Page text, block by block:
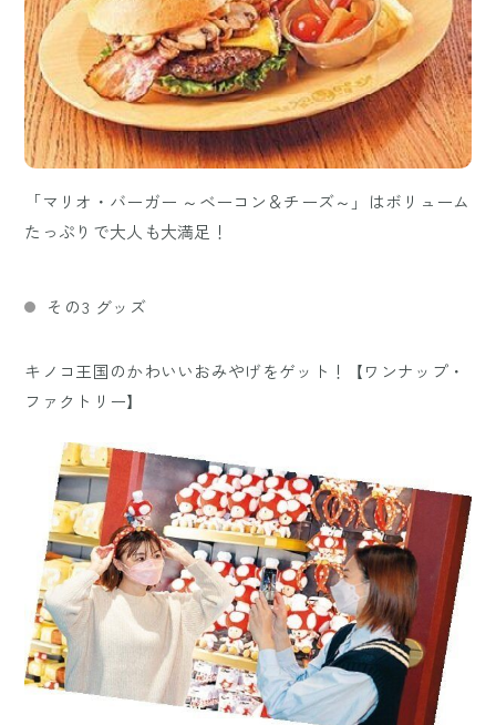
「マリオ・バーガー ～ベーコン＆チーズ～」はボリューム
たっぷりで大人も大満足！
その3 グッズ
キノコ王国のかわいいおみやげをゲット！【ワンナップ・
ファクトリー】